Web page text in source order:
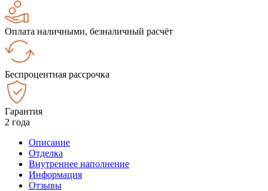
Оплата наличными, безналичный расчёт
Беспроцентная рассрочка
Гарантия
2 года
Описание
Отделка
Внутреннее наполнение
Информация
Отзывы